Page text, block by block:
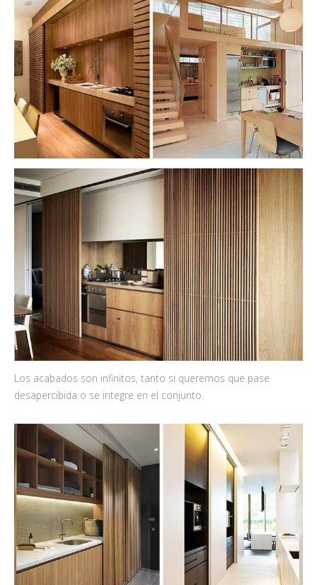
Los acabados son infinitos, tanto si queremos que pase
desapercibida o se integre en el conjunto.